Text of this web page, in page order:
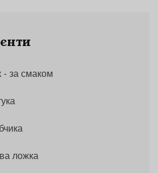
- за смаком
ложка